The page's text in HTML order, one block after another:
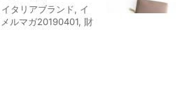
イタリアブランド, イ
メルマガ20190401, 財